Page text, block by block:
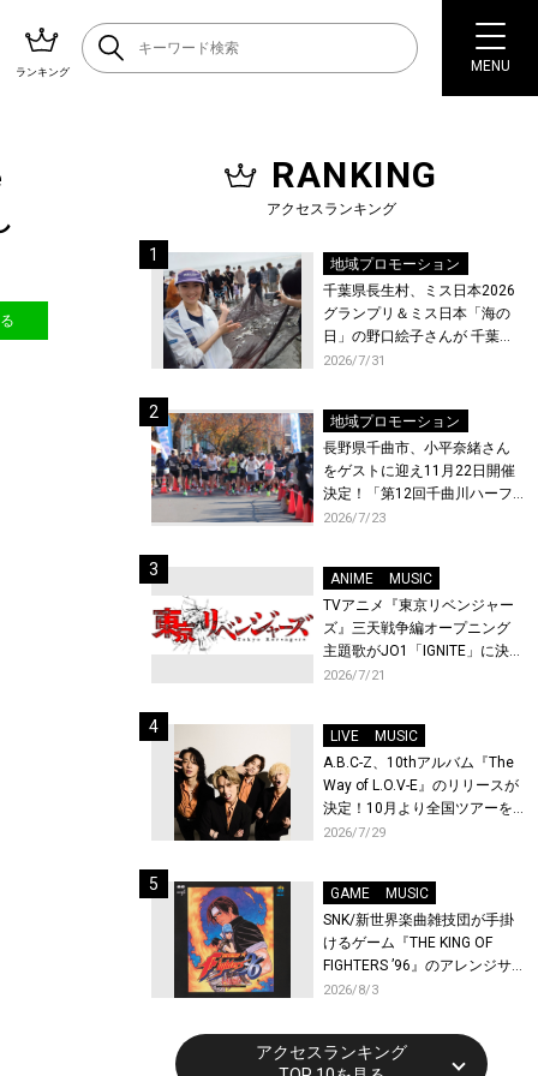
ランキング MENU
RANKING
アクセスランキング
地域プロモーション
千葉県長生村、ミス日本2026
グランプリ＆ミス日本「海の
日」の野口絵子さんが 千葉県
唯一の村・長生村で地引網を
2026/7/31
地域プロモーション
長野県千曲市、小平奈緒さん
をゲストに迎え11月22日開催
決定！「第12回千曲川ハーフ
マラソン」エントリー受付開
2026/7/23
ANIME
MUSIC
TVアニメ『東京リベンジャー
ズ』三天戦争編オープニング
主題歌がJO1「IGNITE」に決
定！メンバー全員から喜びと
先行上映会を開催！
2026/7/21
LIVE
MUSIC
A.B.C-Z、10thアルバム『The
Way of L.O.V-E』のリリースが
決定！10月より全国ツアーを
開催！
2026/7/29
GAME
MUSIC
SNK/新世界楽曲雑技団が手掛
けるゲーム『THE KING OF
FIGHTERS ’96』のアレンジサ
ウンドトラックが配信開始！
2026/8/3
アクセスランキング